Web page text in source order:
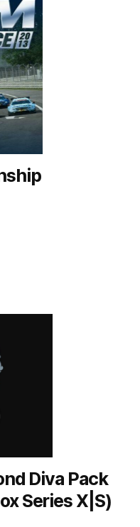
Diva Pack
Series X|S)